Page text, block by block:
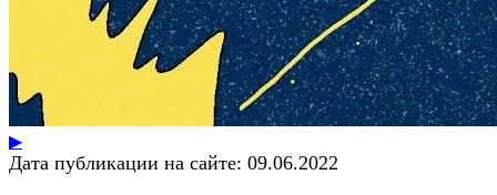
▶
Дата публикации на сайте: 09.06.2022